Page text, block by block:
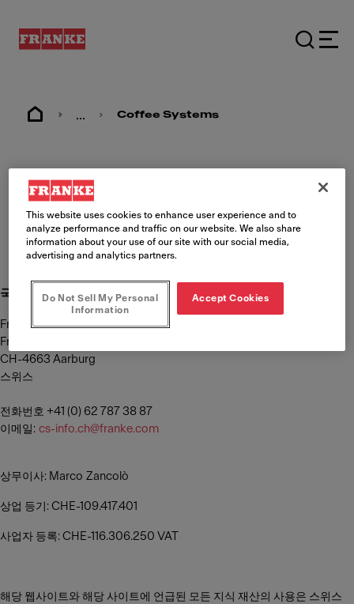
... Coffee Systems
발행 사항
국제 콘텐츠 책임
Franke Kaffeemaschinen AG
Franke Strasse 9
CH-4663 Aarburg
스위스
전화번호 +41 (0) 62 787 38 87
이메일: cs-info.ch@franke.com
상무이사: Marco Zancolò
상업 등기: CHE-109.417.401
사업자 등록: CHE-116.306.250 VAT
해당 웹사이트와 해당 사이트에 언급된 모든 지식 재산의 사용은 스위스
This website uses cookies to enhance user experience and to
analyze performance and traffic on our website. We also share
information about your use of our site with our social media,
advertising and analytics partners.
Do Not Sell My Personal
Information
Accept Cookies